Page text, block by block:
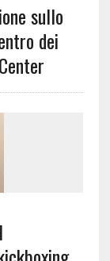
sullo
dei